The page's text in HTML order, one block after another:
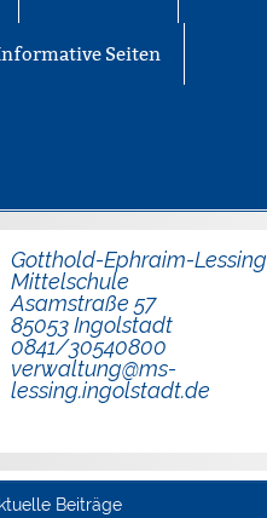
Seiten
Gotthold-Ephraim-Lessing
Mittelschule
Asamstraße 57
85053 Ingolstadt
0841/30540800
verwaltung@ms-
lessing.ingolstadt.de
Beiträge